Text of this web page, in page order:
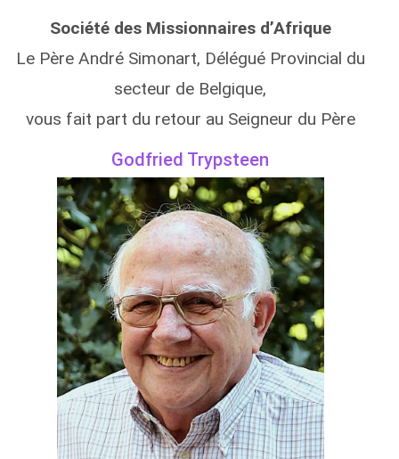
Société des Missionnaires d’Afrique
Le Père André Simonart, Délégué Provincial du
secteur de Belgique,
vous fait part du retour au Seigneur du Père
Godfried Trypsteen